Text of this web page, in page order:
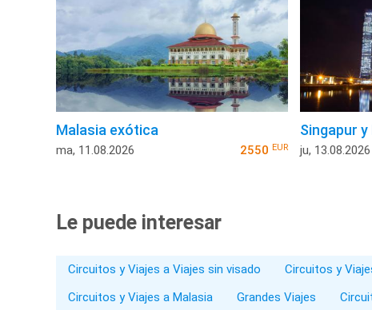
Malasia exótica
ma, 11.08.2026 2550 EUR
Singapur
ju, 13.08.2026
Le puede interesar
Circuitos y Viajes a Viajes sin visado Circuitos y
Circuitos y Viajes a Malasia
Grandes Viajes